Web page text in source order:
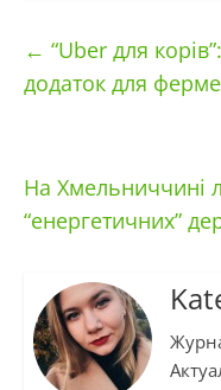
← “Uber для
додаток для
На Хмельниччині
“енергетичних”